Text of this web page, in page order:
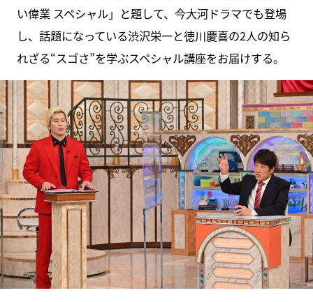
い偉業 スペシャル」と題して、今大河ドラマでも登場
し、話題になっている渋沢栄一と徳川慶喜の2人の知ら
れざる“スゴさ”を学ぶスペシャル講座をお届けする。